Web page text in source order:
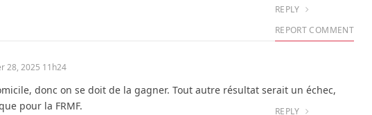
REPLY
REPORT COMMENT
28, 2025 11h24
donc on se doit de la gagner. Tout autre résultat serait un échec,
pour la FRMF.
REPLY